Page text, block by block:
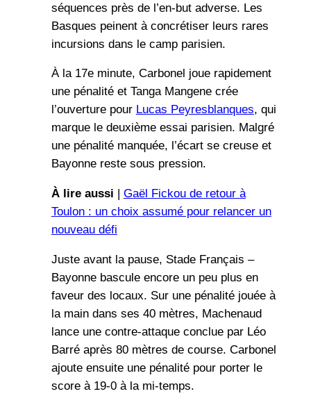
séquences près de l’en-but adverse. Les
Basques peinent à concrétiser leurs rares
incursions dans le camp parisien.
À la 17e minute, Carbonel joue rapidement
une pénalité et Tanga Mangene crée
l’ouverture pour Lucas Peyresblanques, qui
marque le deuxième essai parisien. Malgré
une pénalité manquée, l’écart se creuse et
Bayonne reste sous pression.
À lire aussi | Gaël Fickou de retour à
Toulon : un choix assumé pour relancer un
nouveau défi
Juste avant la pause, Stade Français –
Bayonne bascule encore un peu plus en
faveur des locaux. Sur une pénalité jouée à
la main dans ses 40 mètres, Machenaud
lance une contre-attaque conclue par Léo
Barré après 80 mètres de course. Carbonel
ajoute ensuite une pénalité pour porter le
score à 19-0 à la mi-temps.